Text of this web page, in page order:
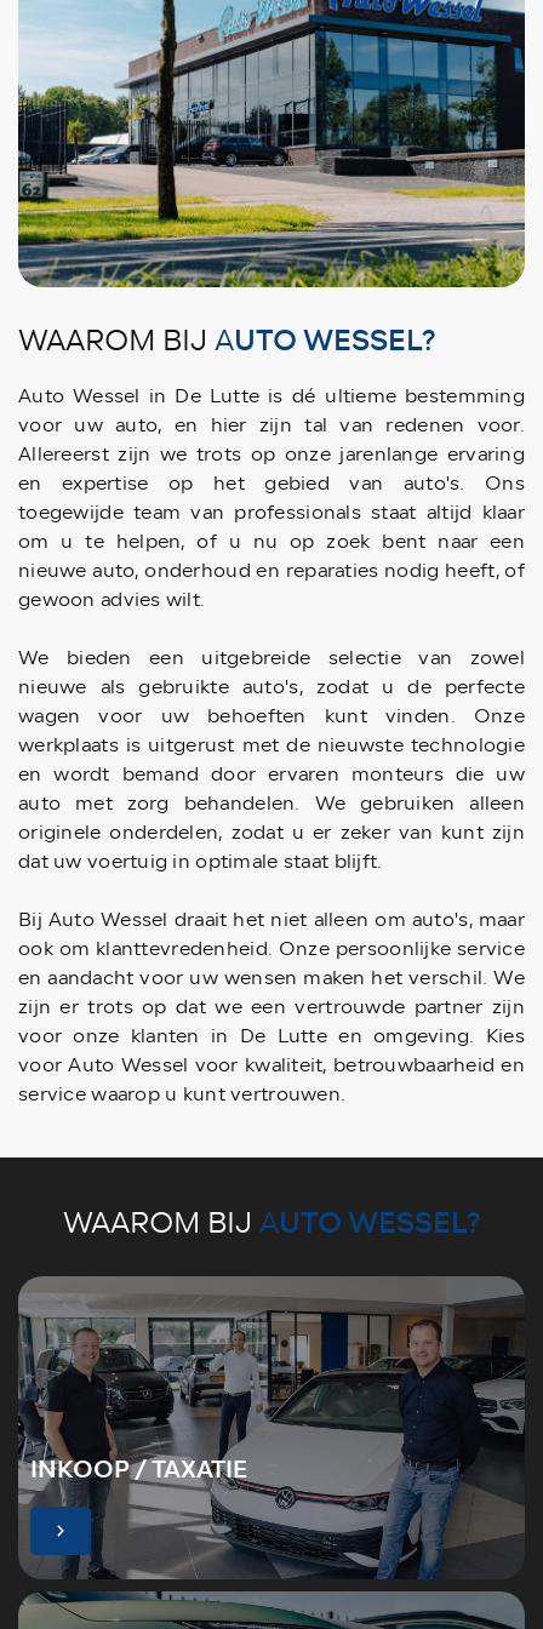
WAAROM BIJ AUTO WESSEL?
Auto Wessel in De Lutte is dé ultieme bestemming
voor uw auto, en hier zijn tal van redenen voor.
Allereerst zijn we trots op onze jarenlange ervaring
en expertise op het gebied van auto's. Ons
toegewijde team van professionals staat altijd klaar
om u te helpen, of u nu op zoek bent naar een
nieuwe auto, onderhoud en reparaties nodig heeft, of
gewoon advies wilt.
We bieden een uitgebreide selectie van zowel
nieuwe als gebruikte auto's, zodat u de perfecte
wagen voor uw behoeften kunt vinden. Onze
werkplaats is uitgerust met de nieuwste technologie
en wordt bemand door ervaren monteurs die uw
auto met zorg behandelen. We gebruiken alleen
originele onderdelen, zodat u er zeker van kunt zijn
dat uw voertuig in optimale staat blijft.
Bij Auto Wessel draait het niet alleen om auto's, maar
ook om klanttevredenheid. Onze persoonlijke service
en aandacht voor uw wensen maken het verschil. We
zijn er trots op dat we een vertrouwde partner zijn
voor onze klanten in De Lutte en omgeving. Kies
voor Auto Wessel voor kwaliteit, betrouwbaarheid en
service waarop u kunt vertrouwen.
WAAROM BIJ AUTO WESSEL?
INKOOP / TAXATIE